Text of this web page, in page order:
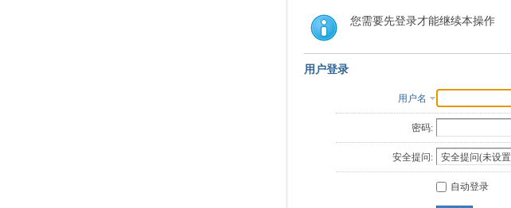
索
您需要先登录才能继续本操作
用户登录
用户名
密码:
安全提问:
自动登录